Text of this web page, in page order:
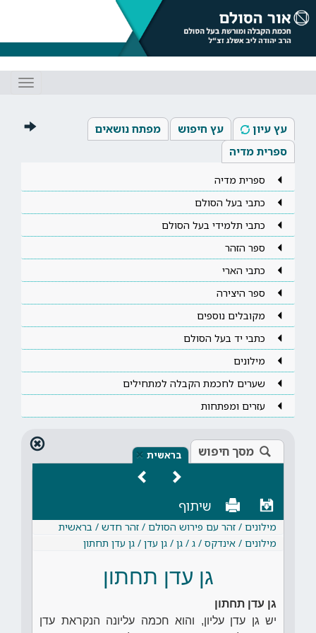
עץ עיון עץ חיפוש
מפתח נושאים
ספרית מדיה
ספרית מדיה
כתבי בעל הסולם
כתבי תלמידי בעל הסולם
ספר הזהר
כתבי הארי
ספר היצירה
מקובלים נוספים
כתבי יד בעל הסולם
מילונים
שערים לחכמת הקבלה למתחילים
עזרים ומפתחות
מסך חיפוש בראשית ×
שיתוף
מילונים / זהר עם פירוש הסולם / זהר חדש / בראשית
מילונים / אינדקס / ג / גן / גן עדן / גן עדן תחתון
גן עדן תחתון
גן עדן תחתון
יש גן עדן עליון, והוא חכמה עליונה הנקראת עדן